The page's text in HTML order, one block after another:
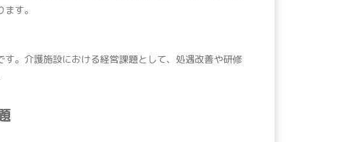
す。
。介護施設における経営課題として、処遇改善や研修